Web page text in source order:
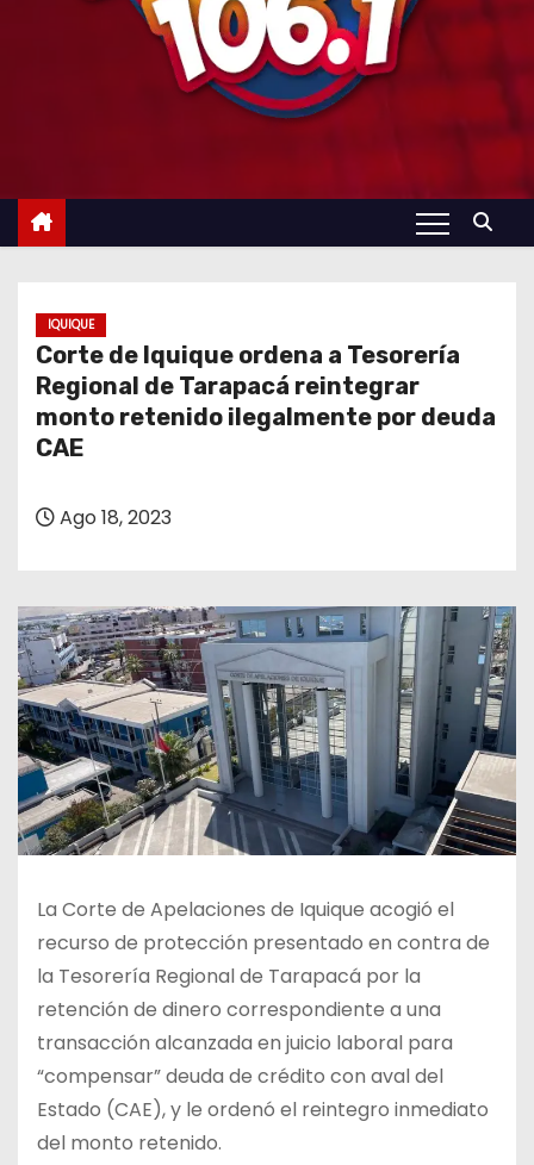
IQUIQUE
Corte de Iquique ordena a Tesorería
Regional de Tarapacá reintegrar
monto retenido ilegalmente por deuda
CAE
Ago 18, 2023
La Corte de Apelaciones de Iquique acogió el
recurso de protección presentado en contra de
la Tesorería Regional de Tarapacá por la
retención de dinero correspondiente a una
transacción alcanzada en juicio laboral para
“compensar” deuda de crédito con aval del
Estado (CAE), y le ordenó el reintegro inmediato
del monto retenido.